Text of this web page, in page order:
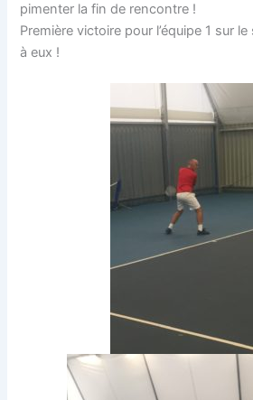
pimenter la fin de rencontre !
Première victoire pour l’équipe 1 sur
à eux !